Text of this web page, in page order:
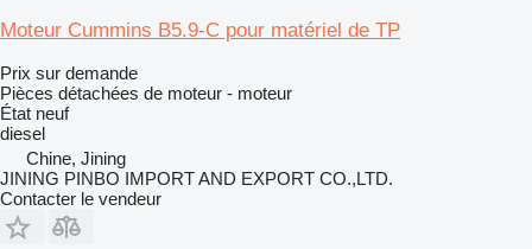
Moteur Cummins B5.9-C pour matériel de TP
Prix sur demande
Pièces détachées de moteur - moteur
État neuf
diesel
Chine, Jining
JINING PINBO IMPORT AND EXPORT CO.,LTD.
Contacter le vendeur